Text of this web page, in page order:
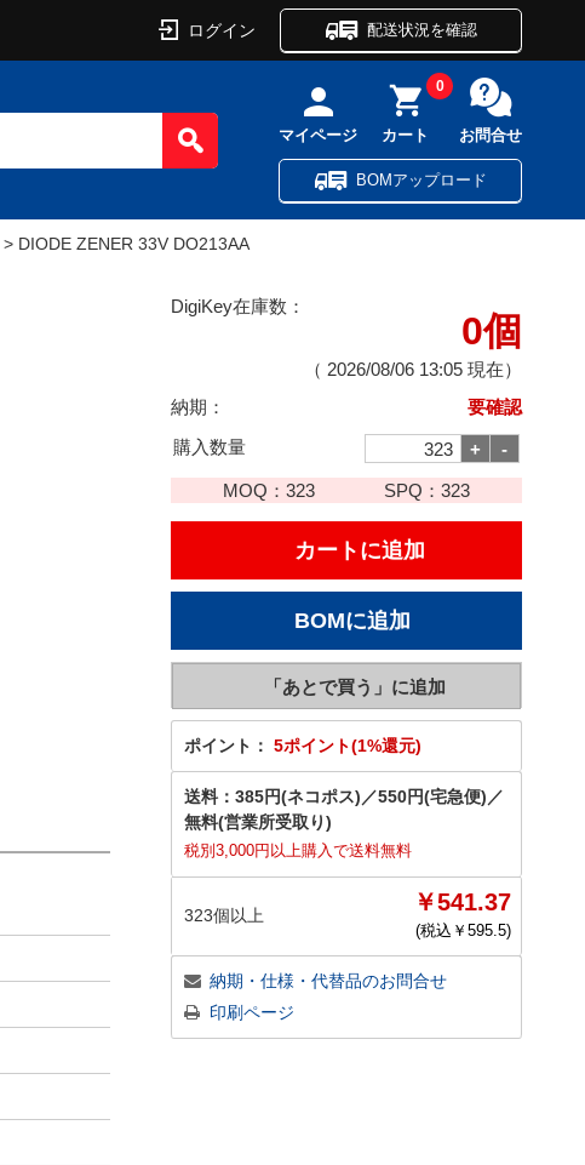
ログイン 配送状況を確認
マイページ カート
0
お問合せ
BOMアップロード
> DIODE ZENER 33V DO213AA
DigiKey在庫数：
0個
（ 2026/08/06 13:05 現在）
納期：
要確認
購入数量
MOQ：323 SPQ： 323
ポイント： 5ポイント(1%還元)
送料： 385円(ネコポス) ／550円(宅急便) ／
無料(営業所受取り)
税別3,000円以上購入で送料無料
323個以上 ￥541.37
(税込￥ 595.5)
納期・仕様・代替品のお問合せ
印刷ページ